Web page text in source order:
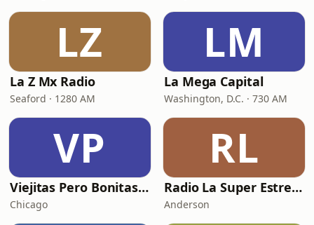
LZ
La Z Mx Radio
Seaford · 1280 AM
LM
La Mega Capital
Washington, D.C. · 730 AM
VP
Viejitas Pero Bonitas Radio
Chicago
RL
Radio La Super Estrella 105.COM
Anderson